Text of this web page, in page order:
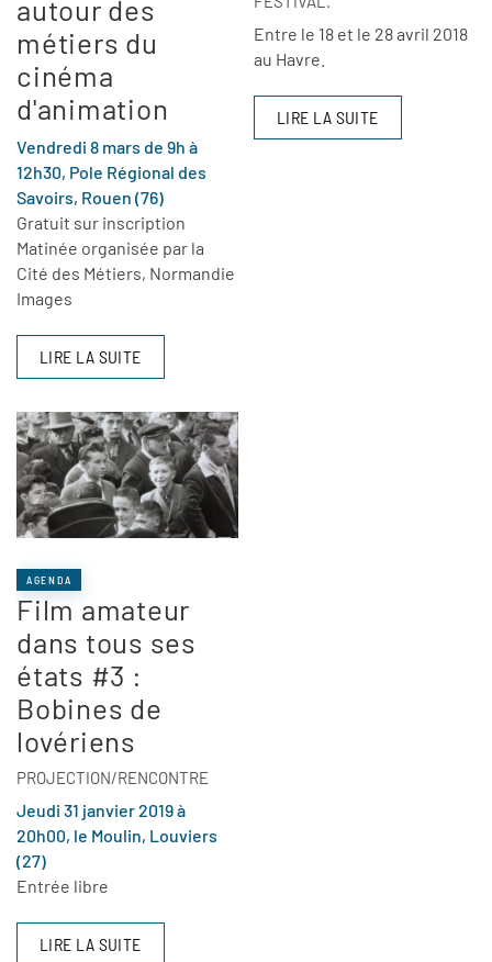
autour des
métiers du
cinéma
d'animation
Vendredi 8 mars de 9h à
12h30, Pole Régional des
Savoirs, Rouen (76)
Gratuit sur inscription
Matinée organisée par la
Cité des Métiers, Normandie
Images
LIRE LA SUITE
AGENDA
Film amateur
dans tous ses
états #3 :
Bobines de
lovériens
PROJECTION/RENCONTRE
Jeudi 31 janvier 2019 à
20h00, le Moulin, Louviers
(27)
Entrée libre
LIRE LA SUITE
Entre le 18 et le 28 avril 2018
au Havre.
LIRE LA SUITE